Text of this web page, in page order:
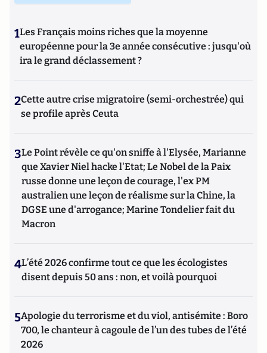
1Les Français moins riches que la moyenne
européenne pour la 3e année consécutive : jusqu'où
ira le grand déclassement ?
2Cette autre crise migratoire (semi-orchestrée) qui
se profile après Ceuta
3Le Point révèle ce qu'on sniffe à l'Elysée, Marianne
que Xavier Niel hacke l'Etat; Le Nobel de la Paix
russe donne une leçon de courage, l'ex PM
australien une leçon de réalisme sur la Chine, la
DGSE une d'arrogance; Marine Tondelier fait du
Macron
4L’été 2026 confirme tout ce que les écologistes
disent depuis 50 ans : non, et voilà pourquoi
5Apologie du terrorisme et du viol, antisémite : Boro
700, le chanteur à cagoule de l’un des tubes de l’été
2026